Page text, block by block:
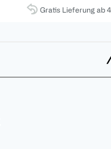
Gratis Lieferung ab